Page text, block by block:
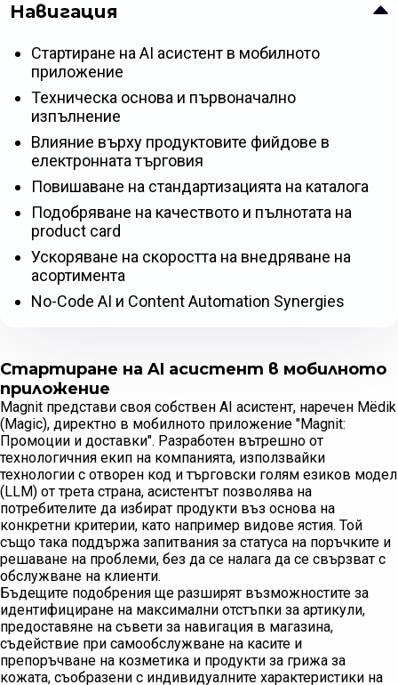
Стартиране на AI асистент в мобилното
приложение
Magnit представи своя собствен AI асистент, наречен Mёdik
(Magic), директно в мобилното приложение "Magnit:
Промоции и доставки". Разработен вътрешно от
технологичния екип на компанията, използвайки
технологии с отворен код и търговски голям езиков модел
(LLM) от трета страна, асистентът позволява на
потребителите да избират продукти въз основа на
конкретни критерии, като например видове ястия. Той
също така поддържа запитвания за статуса на поръчките и
решаване на проблеми, без да се налага да се свързват с
обслужване на клиенти.
Бъдещите подобрения ще разширят възможностите за
идентифициране на максимални отстъпки за артикули,
предоставяне на съвети за навигация в магазина,
съдействие при самообслужване на касите и
препоръчване на козметика и продукти за грижа за
кожата, съобразени с индивидуалните характеристики на
Навигация
Стартиране на AI асистент в мобилното
приложение
Техническа основа и първоначално
изпълнение
Влияние върху продуктовите фийдове в
електронната търговия
Повишаване на стандартизацията на каталога
Подобряване на качеството и пълнотата на
product card
Ускоряване на скоростта на внедряване на
асортимента
No-Code AI и Content Automation Synergies